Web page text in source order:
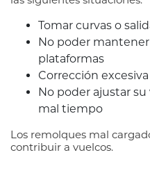
Tomar curvas o
No poder
plataformas
Corrección
No poder ajustar
mal tiempo
Los remolques mal
contribuir a vuelcos.